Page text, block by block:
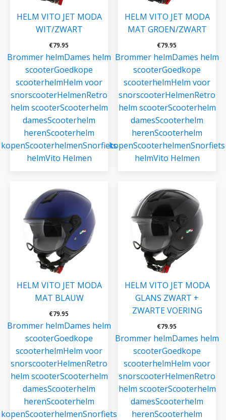
HELM VITO JET MODA
WIT/ZWART
€79.95
Brommer helmDames helm
scooterGoedkope
scooterhelmHelm voor
snorscooterHelmenRetro
helm scooterScooterhelm
damesScooterhelm
herenScooterhelm
kopenScooterhelmenSnorfiets
helmVito Helmen
HELM VITO JET MODA
MAT GROEN/ZWART
€79.95
Brommer helmDames helm
scooterGoedkope
scooterhelmHelm voor
snorscooterHelmenRetro
helm scooterScooterhelm
damesScooterhelm
herenScooterhelm
kopenScooterhelmenSnorfiets
helmVito Helmen
HELM VITO JET MODA
MAT BLAUW
€79.95
Brommer helmDames helm
scooterGoedkope
scooterhelmHelm voor
snorscooterHelmenRetro
helm scooterScooterhelm
damesScooterhelm
herenScooterhelm
kopenScooterhelmenSnorfiets
HELM VITO JET MODA
GLANS ZWART +
ZWARTE VOERING
€79.95
Brommer helmDames helm
scooterGoedkope
scooterhelmHelm voor
snorscooterHelmenRetro
helm scooterScooterhelm
damesScooterhelm
herenScooterhelm